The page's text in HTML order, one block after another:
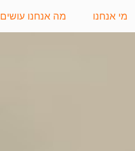
מי אנחנו מה אנחנו עושים